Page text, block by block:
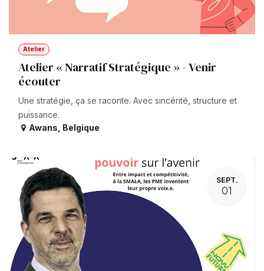
Atelier
Atelier « Narratif Stratégique » - Venir
écouter
Une stratégie, ça se raconte. Avec sincérité, structure et
puissance.
Awans Belgique
SEPT.
01